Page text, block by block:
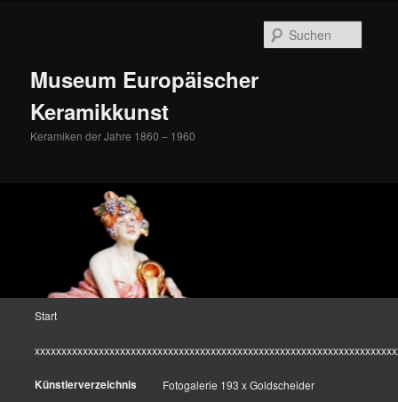
Museum Europäischer
Keramikkunst
Keramiken der Jahre 1860 – 1960
Start
Künstlerverzeichnis Fotogalerie 193 x Goldscheider